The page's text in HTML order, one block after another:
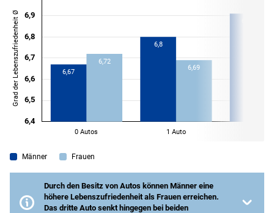
Männer Frauen
Durch den Besitz von Autos können Männer eine
höhere Lebenszufriedenheit als Frauen erreichen.
Das dritte Auto senkt hingegen bei beiden